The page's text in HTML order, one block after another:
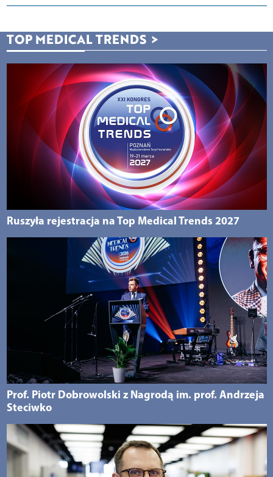
TOP MEDICAL TRENDS >
Ruszyła rejestracja na Top Medical Trends 2027
Prof. Piotr Dobrowolski z Nagrodą im. prof. Andrzeja
Steciwko